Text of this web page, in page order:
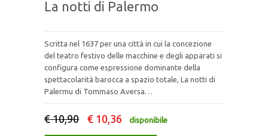
IL TESTO
IRIDE
ITINERARI ERUDITI
La notti di Palermo
Scritta nel 1637 per una città in cui la concezione
del teatro festivo delle macchine e degli apparati si
configura come espressione dominante della
spettacolarità barocca a spazio totale, La notti di
Palermu di Tommaso Aversa…
€ 10,90 € 10,36 disponibile